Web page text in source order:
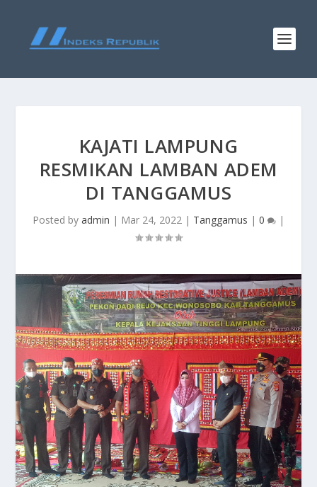
KAJATI LAMPUNG
RESMIKAN LAMBAN ADEM
DI TANGGAMUS
Posted by admin | Mar 24, 2022 | Tanggamus | 0 |